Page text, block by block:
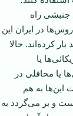
جنبشی راه
روس‌ها در ایران این
بار کرده‌اند. حالا
یا
یا محافلی در
این‌ها به هم
و بر می‌گردد به